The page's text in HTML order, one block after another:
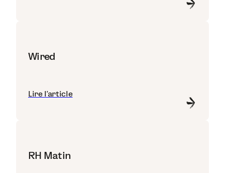
Wired
Lire l'article
RH Matin